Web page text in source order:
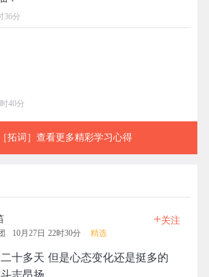
36分
40分
拓词］查看更多精彩学习心得
10月27日 22时30分 精选
+关注
十多天 但是心态变化还是挺多的
志昂扬